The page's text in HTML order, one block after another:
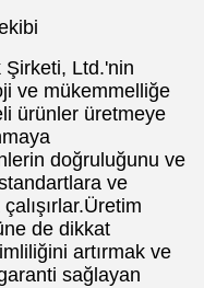
Ltd.'nin
ve mükemmelliğe
ürünler üretmeye
doğruluğunu ve
ve
de dikkat
artırmak ve
sağlayan